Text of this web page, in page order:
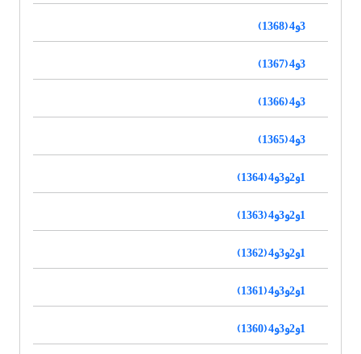
3و4 (1368)
3و4 (1367)
3و4 (1366)
3و4 (1365)
1و2و3و4 (1364)
1و2و3و4 (1363)
1و2و3و4 (1362)
1و2و3و4 (1361)
1و2و3و4 (1360)